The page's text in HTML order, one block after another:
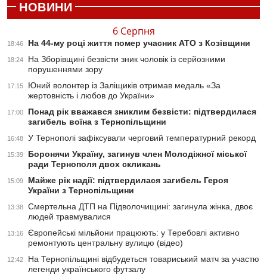
НОВИНИ
6 Серпня
18:46 На 44-му році життя помер учасник АТО з Козівщини
18:24
На Зборівщині безвісти зник чоловік із серйозними
порушеннями зору
17:15
Юний волонтер із Заліщиків отримав медаль «За
жертовність і любов до України»
17:00
Понад рік вважався зниклим безвісти: підтвердилася
загибель воїна з Тернопільщини
16:48 У Тернополі зафіксували черговий температурний рекорд
15:39
Боронячи Україну, загинув член Молодіжної міської
ради Тернополя двох скликань
15:09
Майже рік надії: підтвердилася загибель Героя
України з Тернопільщини
13:38
Смертельна ДТП на Підволочищині: загинула жінка, двоє
людей травмувалися
13:16
Європейські мільйони працюють: у Теребовлі активно
ремонтують центральну вулицю (відео)
12:42
На Тернопільщині відбудеться товариський матч за участю
легенди українського футзалу